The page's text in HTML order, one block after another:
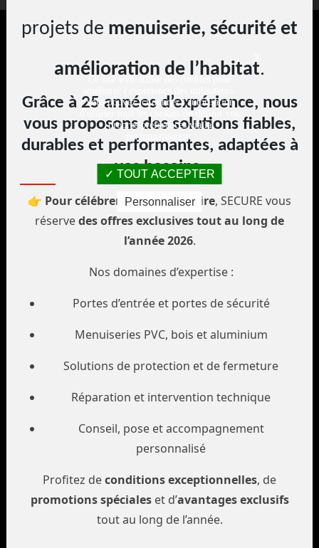
projets de menuiserie, sécurité et
amélioration de l’habitat.
Grâce à 25 années d’expérience, nous
vous proposons des solutions fiables,
durables et performantes, adaptées à
vos besoins.
👉 Pour célébrer cet anniversaire, SECURE vous
réservedes offres exclusives tout au long de
l’année 2026.
Nos domaines d’expertise :
Portes d’entrée et portes de sécurité
Menuiseries PVC, bois et aluminium
Solutions de protection et de fermeture
Réparation et intervention technique
Conseil, pose et accompagnement
personnalisé
Profitez deconditions exceptionnelles, de
promotions spécialeset d’avantages exclusifs
tout au long de l’année.
Zone Artisanale de la Fontinelle - Rue Condorcet, 59112
Annoeullin
03 20 00 38 04
NOS HORAIRES
Du Lundi au Vendredi.
De 8h à 12h et de 13h30 à 17h30.
Samedi matin sur rendez-vous
menuiseries
Secure réparation
sinistre
formation
Vous pouvez ici donner l'autorisation
d'utiliser tous les cookies ou définir vos
propres préférences via la
personnalisation.
TOUT ACCEPTER
Personnaliser